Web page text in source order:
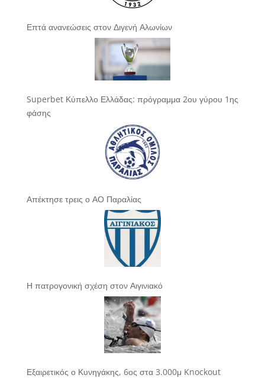
Επτά ανανεώσεις στον Διγενή Αλωνίων
Superbet Κύπελλο Ελλάδας: πρόγραμμα 2ου γύρου 1ης
φάσης
Απέκτησε τρεις ο ΑΟ Παραλίας
Η πατρογονική σχέση στον Αιγινιακό
Εξαιρετικός ο Κυνηγάκης, 6ος στα 3.000μ Knockout